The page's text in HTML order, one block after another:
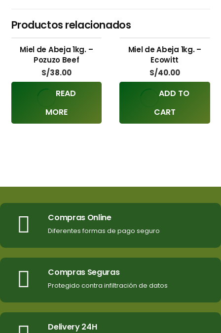
Productos relacionados
Miel de Abeja 1kg. –
Pozuzo Beef
S/38.00
READ
MORE
Miel de Abeja 1kg. –
Ecowitt
S/40.00
ADD TO
CART
Compras Online
Diferentes formas de pago seguro
Compras Seguras
Protegido contra infiltración de datos
Delivery 24H